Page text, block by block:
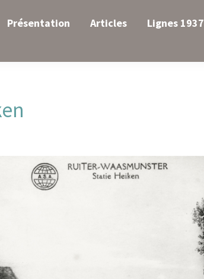
Présentation Articles Lignes 1937